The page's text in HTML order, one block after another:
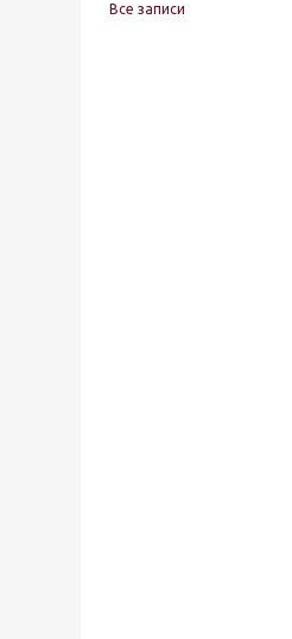
Все записи